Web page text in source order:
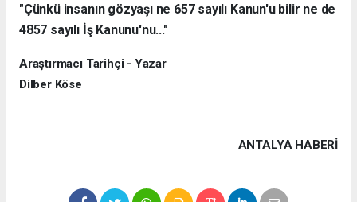
"Çünkü insanın gözyaşı ne 657 sayılı Kanun'u bilir ne de
4857 sayılı İş Kanunu'nu..."
Araştırmacı Tarihçi - Yazar
Dilber Köse
ANTALYA HABERİ